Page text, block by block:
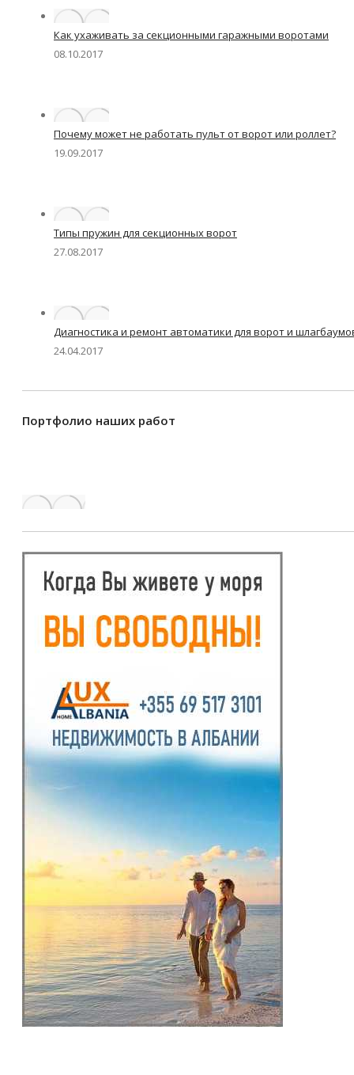
Как ухаживать за секционными гаражными воротами
08.10.2017
Почему может не работать пульт от ворот или роллет?
19.09.2017
Типы пружин для секционных ворот
27.08.2017
Диагностика и ремонт автоматики для ворот и
24.04.2017
Портфолио наших работ